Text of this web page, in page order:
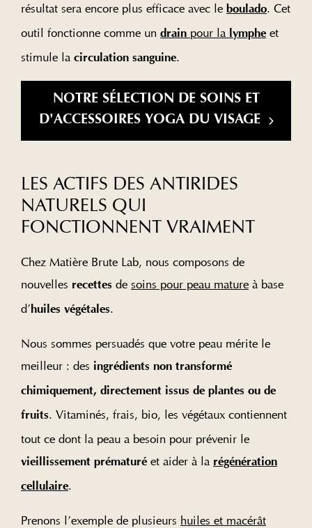
résultat sera encore plus efficace avec le boulado. Cet
outil fonctionne comme un drainpour la lymphe et
stimule la circulation sanguine.
NOTRE SÉLECTION DE SOINS ET
D'ACCESSOIRES YOGA DU VISAGE
LES ACTIFS DES ANTIRIDES
NATURELS QUI
FONCTIONNENT VRAIMENT
Chez Matière Brute Lab, nous composons de
nouvelles recettes de soins pour peau mature à base
d’huiles végétales.
Nous sommes persuadés que votre peau mérite le
meilleur : des ingrédients non transformé
chimiquement, directement issus de plantes ou de
fruits. Vitaminés, frais, bio, les végétaux contiennent
tout ce dont la peau a besoin pour prévenir le
vieillissement prématuré et aider à la régénération
cellulaire.
Prenons l’exemple de plusieurs huiles et macérât